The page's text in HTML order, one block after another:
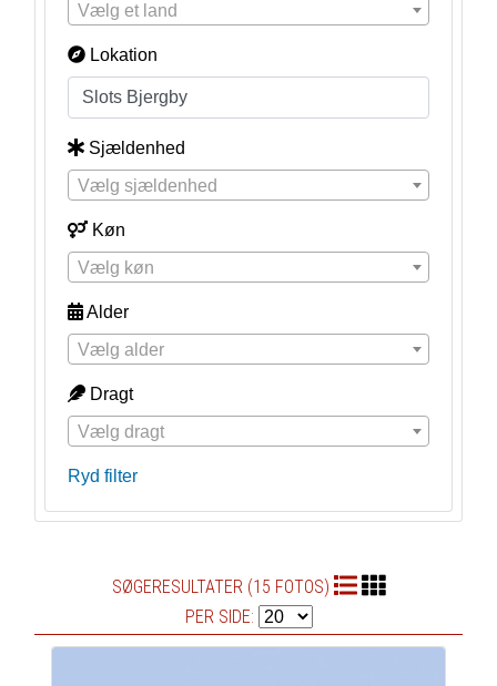
Vælg et land
Lokation
Sjældenhed
Vælg sjældenhed
Køn
Vælg køn
Alder
Vælg alder
Dragt
Vælg dragt
Ryd filter
SØGERESULTATER (15 FOTOS)
PER SIDE: